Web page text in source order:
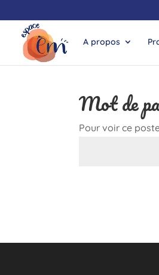
A propos
Mot de
Pour voir ce